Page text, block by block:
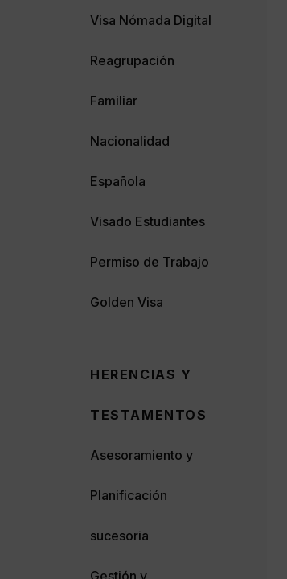
Visa Nómada Digital
Reagrupación
Familiar
Nacionalidad
Española
Visado Estudiantes
Permiso de Trabajo
Golden Visa
HERENCIAS Y
TESTAMENTOS
Asesoramiento y
Planificación
sucesoria
Gestión y